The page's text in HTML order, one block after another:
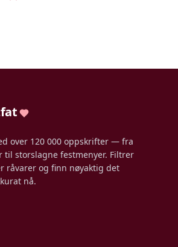
over 120 000 oppskrifter — fra
til storslagne festmenyer. Filtrer
råvarer og finn nøyaktig det
nå.